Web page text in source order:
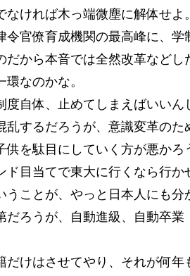
ければ木っ端微塵に解体せよ。
官僚育成機関の最高峰に、学
から本音では全然改革などし
なのかな。
自体、止めてしまえばいいん
するだろうが、意識変革のた
を駄目にしていく方が悪かろ
目当てで東大に行くなら行か
ことが、やっと日本人にも
ろうが、自動進級、自動卒
けはさせてやり、それが何年